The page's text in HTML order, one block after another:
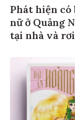
Phát hiện có
nữ ở Quảng
tại nhà và